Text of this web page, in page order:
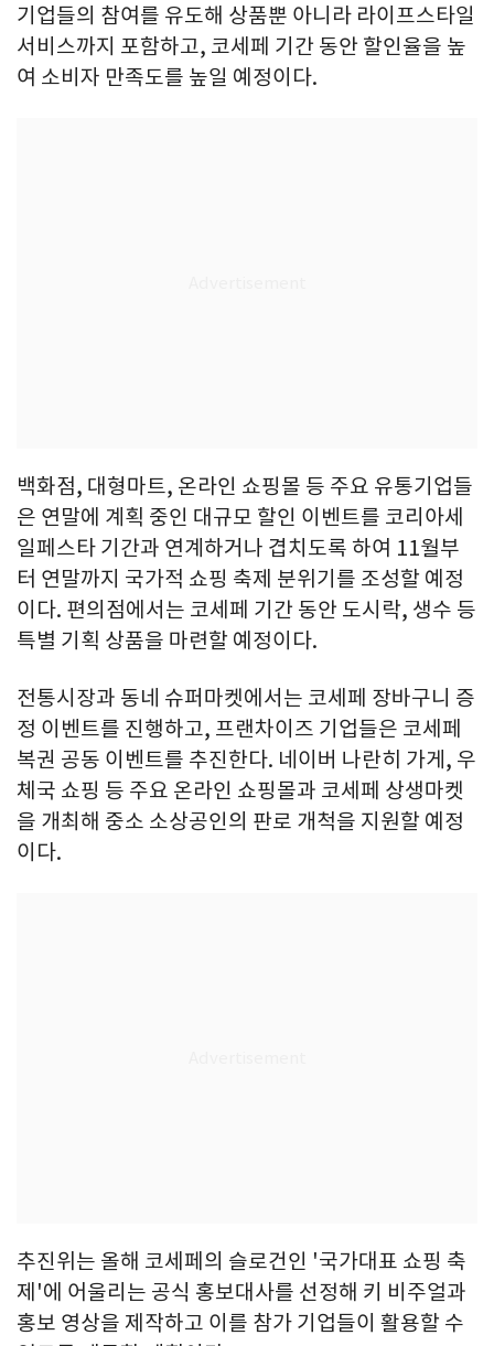
기업들의 참여를 유도해 상품뿐 아니라 라이프스타일
서비스까지 포함하고, 코세페 기간 동안 할인율을 높
여 소비자 만족도를 높일 예정이다.
백화점, 대형마트, 온라인 쇼핑몰 등 주요 유통기업들
은 연말에 계획 중인 대규모 할인 이벤트를 코리아세
일페스타 기간과 연계하거나 겹치도록 하여 11월부
터 연말까지 국가적 쇼핑 축제 분위기를 조성할 예정
이다. 편의점에서는 코세페 기간 동안 도시락, 생수 등
특별 기획 상품을 마련할 예정이다.
전통시장과 동네 슈퍼마켓에서는 코세페 장바구니 증
정 이벤트를 진행하고, 프랜차이즈 기업들은 코세페
복권 공동 이벤트를 추진한다. 네이버 나란히 가게, 우
체국 쇼핑 등 주요 온라인 쇼핑몰과 코세페 상생마켓
을 개최해 중소 소상공인의 판로 개척을 지원할 예정
이다.
추진위는 올해 코세페의 슬로건인 '국가대표 쇼핑 축
제'에 어울리는 공식 홍보대사를 선정해 키 비주얼과
홍보 영상을 제작하고 이를 참가 기업들이 활용할 수